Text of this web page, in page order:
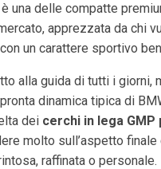
è una delle compatte
apprezzata da chi
un carattere sportivo
alla guida di tutti i giorni,
dinamica tipica di
dei cerchi in lega GMP
molto sull’aspetto finale
raffinata o personale.